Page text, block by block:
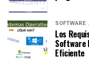
SOFTWARE
Los
Software
Eficiente